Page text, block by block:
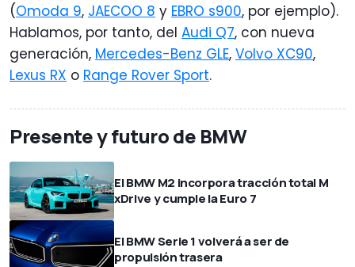
(Omoda 9, JAECOO 8 y EBRO s900, por ejemplo).
Hablamos, por tanto, del Audi Q7, con nueva
generación, Mercedes-Benz GLE, Volvo XC90,
Lexus RX o Range Rover Sport.
Presente y futuro de BMW
El BMW M2 incorpora tracción total M
xDrive y cumple la Euro 7
El BMW Serie 1 volverá a ser de
propulsión trasera